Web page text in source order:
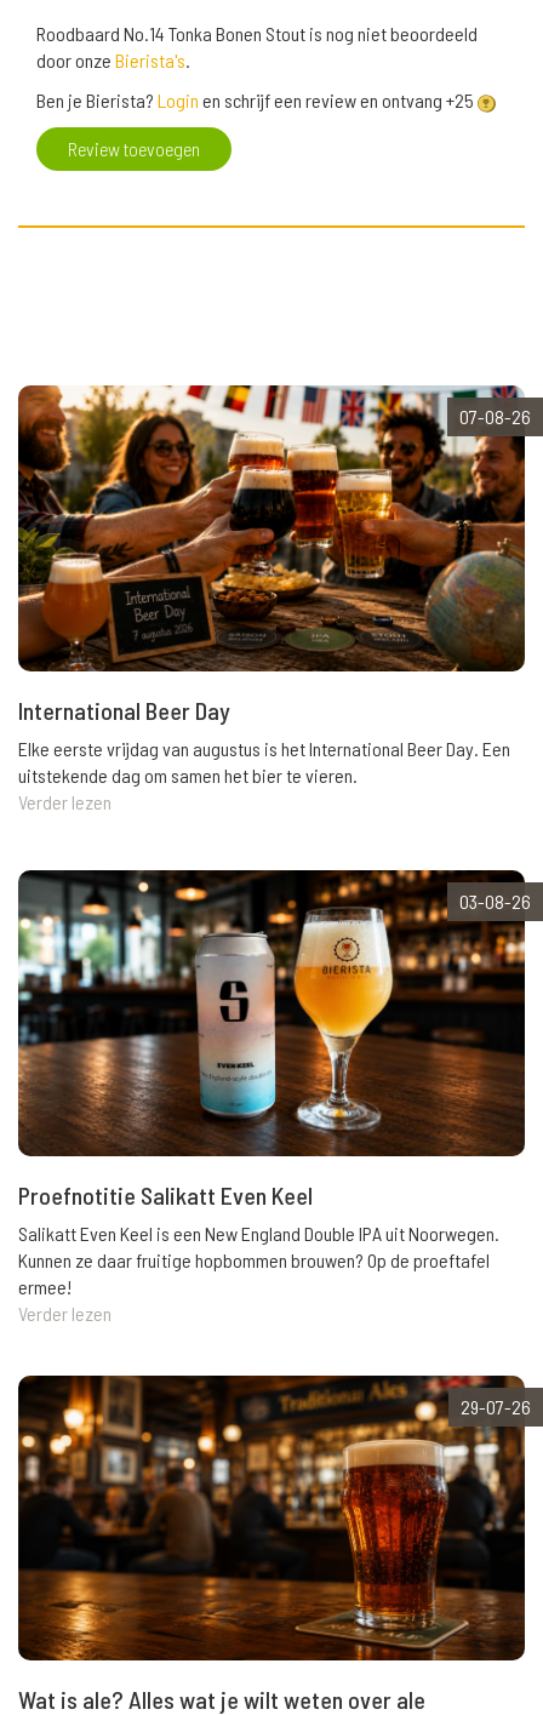
Roodbaard No.14 Tonka Bonen Stout is nog niet beoordeeld
door onze Bierista's.
Ben je Bierista? Login en schrijf een review en ontvang +25
Review toevoegen
07-08-26
International Beer Day
Elke eerste vrijdag van augustus is het International Beer Day. Een
uitstekende dag om samen het bier te vieren.
Verder lezen
03-08-26
Proefnotitie Salikatt Even Keel
Salikatt Even Keel is een New England Double IPA uit Noorwegen.
Kunnen ze daar fruitige hopbommen brouwen? Op de proeftafel
ermee!
Verder lezen
29-07-26
Wat is ale? Alles wat je wilt weten over ale